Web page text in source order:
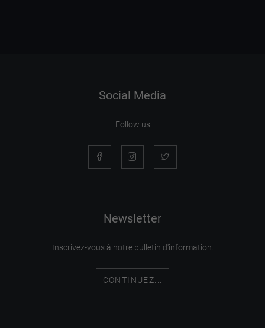
Social Media
Follow us
Newsletter
Inscrivez-vous à notre bulletin d'information.
CONTINUEZ...